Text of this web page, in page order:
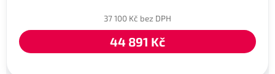
37 100 Kč bez DPH
44 891 Kč